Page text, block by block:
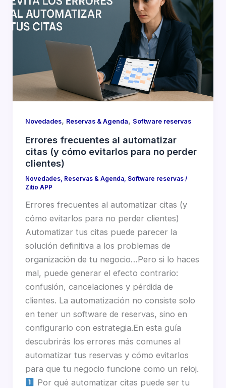
Novedades, Reservas & Agenda, Software reservas
Errores frecuentes al automatizar
citas (y cómo evitarlos para no perder
clientes)
Novedades, Reservas & Agenda, Software reservas/
Zitio APP
Errores frecuentes al automatizar citas (y
cómo evitarlos para no perder clientes)
Automatizar tus citas puede parecer la
solución definitiva a los problemas de
organización de tu negocio…Pero si lo haces
mal, puede generar el efecto contrario:
confusión, cancelaciones y pérdida de
clientes. La automatización no consiste solo
en tener un software de reservas, sino en
configurarlo con estrategia.En esta guía
descubrirás los errores más comunes al
automatizar tus reservas y cómo evitarlos
para que tu negocio funcione como un reloj.
Por qué automatizar citas puede ser tu